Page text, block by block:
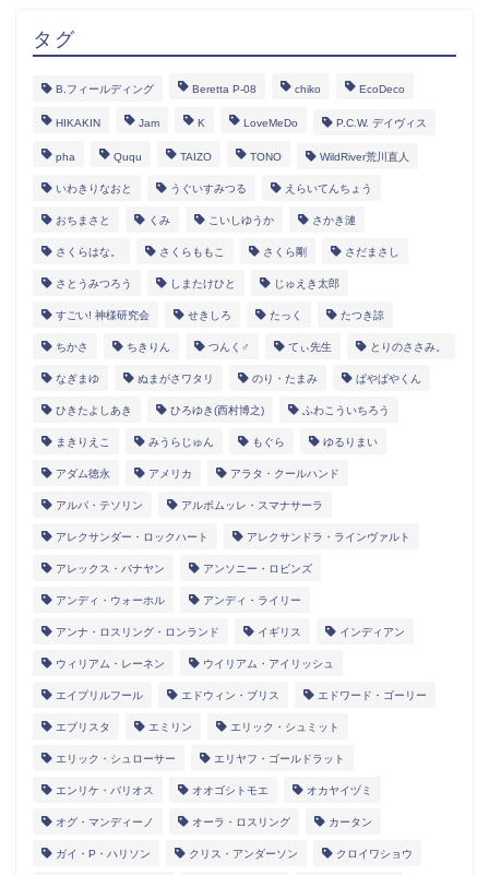
タグ
B.フィールディング Beretta P-08 chiko EcoDeco
HIKAKIN Jam K LoveMeDo P.C.W. デイヴィス
pha Ququ TAIZO TONO WildRiver荒川直人
いわきりなおと うぐいすみつる えらいてんちょう
おちまさと くみ こいしゆうか さかき漣
さくらはな。 さくらももこ さくら剛 さだまさし
さとうみつろう しまたけひと じゅえき太郎
すごい! 神様研究会 せきしろ たっく たつき諒
ちかさ ちきりん つんく♂ てぃ先生 とりのささみ。
なぎまゆ ぬまがさワタリ のり・たまみ ぱやぱやくん
ひきたよしあき ひろゆき(西村博之) ふわこういちろう
まきりえこ みうらじゅん もぐら ゆるりまい
アダム徳永 アメリカ アラタ・クールハンド
アルパ・テソリン アルボムッレ・スマナサーラ
アレクサンダー・ロックハート アレクサンドラ・ラインヴァルト
アレックス・バナヤン アンソニー・ロビンズ
アンディ・ウォーホル アンディ・ライリー
アンナ・ロスリング・ロンランド イギリス インディアン
ウィリアム・レーネン ウイリアム・アイリッシュ
エイプリルフール エドウィン・ブリス エドワード・ゴーリー
エブリスタ エミリン エリック・シュミット
エリック・シュローサー エリヤフ・ゴールドラット
エンリケ・バリオス オオゴシトモエ オカヤイヅミ
オグ・マンディーノ オーラ・ロスリング カータン
ガイ・P・ハリソン クリス・アンダーソン クロイワショウ